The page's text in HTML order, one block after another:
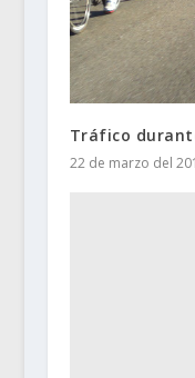
Tráfico
22 de marzo del